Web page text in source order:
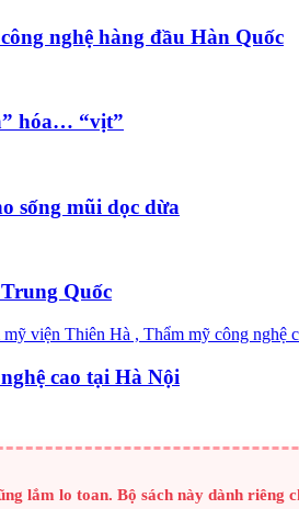
nghệ hàng đầu Hàn Quốc
hóa… “vịt”
sống mũi dọc dừa
Quốc
cao tại Hà Nội
lắm lo toan. Bộ sách này dành